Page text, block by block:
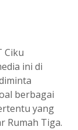
Ciku
ini di
berbagai
yang
Rumah Tiga.